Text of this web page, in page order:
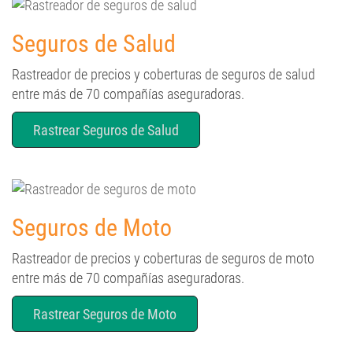
Seguros de Salud
Rastreador de precios y coberturas de seguros de salud
entre más de 70 compañías aseguradoras.
Rastrear Seguros de Salud
Seguros de Moto
Rastreador de precios y coberturas de seguros de moto
entre más de 70 compañías aseguradoras.
Rastrear Seguros de Moto